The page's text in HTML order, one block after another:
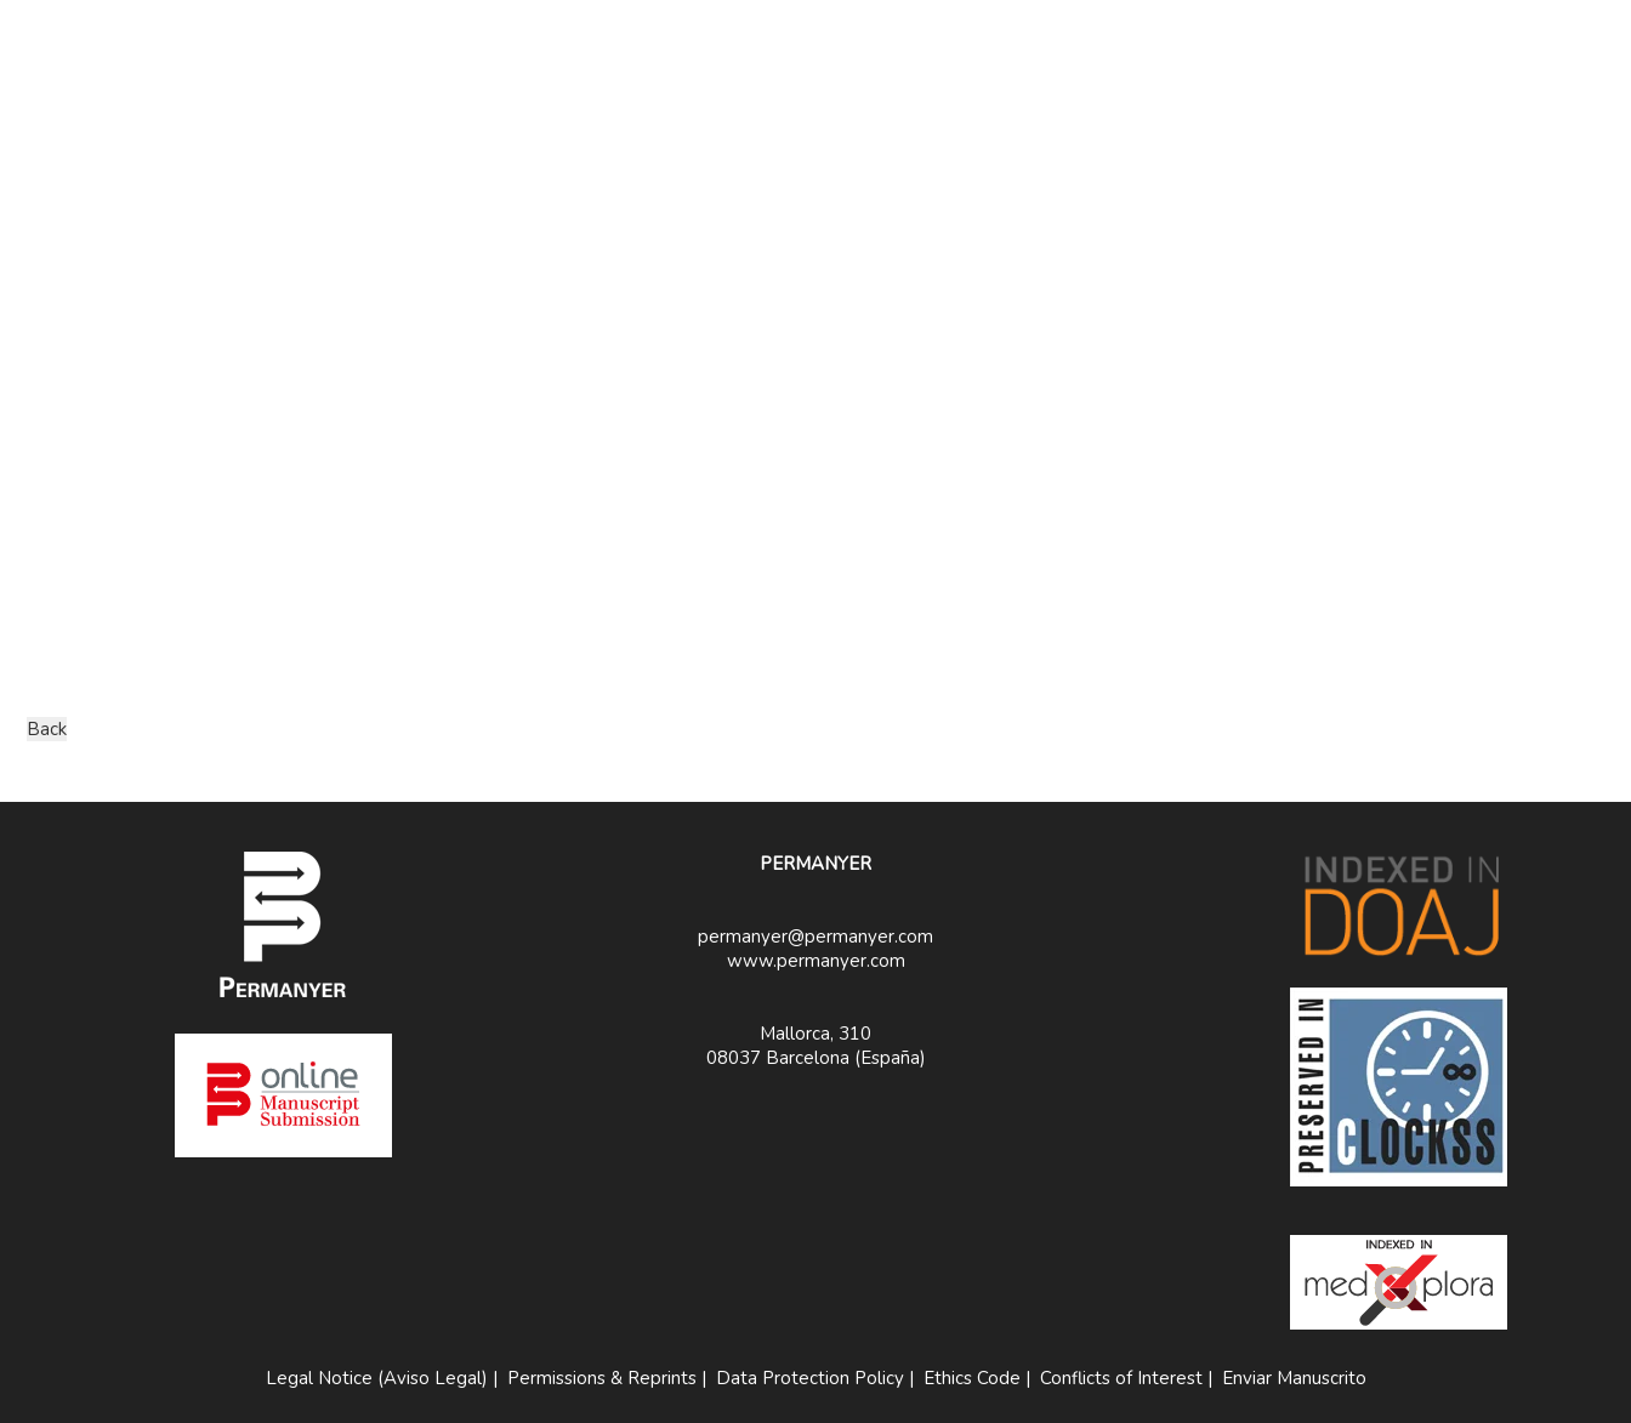
PERMANYER
permanyer@permanyer.com
www.permanyer.com
Mallorca, 310
08037 Barcelona (España)
Legal Notice (Aviso Legal) | Permissions & Reprints| Data Protection Policy| Ethics Code | Conflicts of Interest| Enviar Manuscrito